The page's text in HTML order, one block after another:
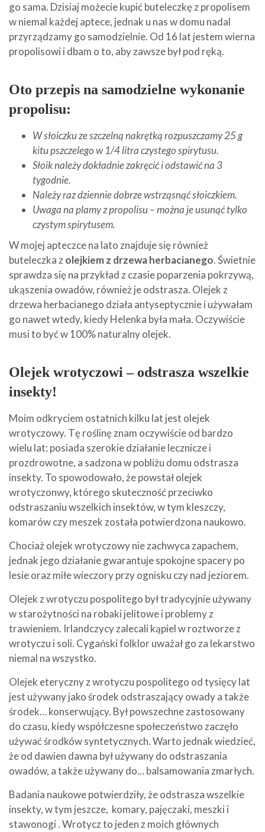
go sama. Dzisiaj możecie kupić buteleczkę z propolisem
w niemal każdej aptece, jednak u nas w domu nadal
przyrządzamy go samodzielnie. Od 16 lat jestem wierna
propolisowi i dbam o to, aby zawsze był pod ręką.
Oto przepis na samodzielne wykonanie
propolisu:
W słoiczku ze szczelną nakrętką rozpuszczamy 25 g
kitu pszczelego w 1/4 litra czystego spirytusu.
Słoik należy dokładnie zakręcić i odstawić na 3
tygodnie.
Należy raz dziennie dobrze wstrząsnąć słoiczkiem.
Uwaga na plamy z propolisu – można je usunąć tylko
czystym spirytusem.
W mojej apteczce na lato znajduje się również
buteleczka zolejkiem z drzewa herbacianego. Świetnie
sprawdza się na przykład z czasie poparzenia pokrzywą,
ukąszenia owadów, również je odstrasza. Olejek z
drzewa herbacianego działa antyseptycznie i używałam
go nawet wtedy, kiedy Helenka była mała. Oczywiście
musi to być w 100% naturalny olejek.
Olejek wrotyczowi – odstrasza wszelkie
insekty!
Moim odkryciem ostatnich kilku lat jest olejek
wrotyczowy. Tę roślinę znam oczywiście od bardzo
wielu lat: posiada szerokie działanie lecznicze i
prozdrowotne, a sadzona w pobliżu domu odstrasza
insekty. To spowodowało, że powstał olejek
wrotyczonwy, którego skuteczność przeciwko
odstraszaniu wszelkich insektów, w tym kleszczy,
komarów czy meszek została potwierdzona naukowo.
Chociaż olejek wrotyczowy nie zachwyca zapachem,
jednak jego działanie gwarantuje spokojne spacery po
lesie oraz miłe wieczory przy ognisku czy nad jeziorem.
Olejek z wrotyczu pospolitego był tradycyjnie używany
w starożytności na robaki jelitowe i problemy z
trawieniem. Irlandczycy zalecali kąpiel w roztworze z
wrotyczu i soli. Cygański folklor uważał go za lekarstwo
niemal na wszystko.
Olejek eteryczny z wrotyczu pospolitego od tysięcy lat
jest używany jako środek odstraszający owady a także
środek… konserwujący. Był powszechne zastosowany
do czasu, kiedy współczesne społeczeństwo zaczęło
używać środków syntetycznych. Warto jednak wiedzieć,
że od dawien dawna był używany do odstraszania
owadów, a także używany do… balsamowania zmarłych.
Badania naukowe potwierdziły, że odstrasza wszelkie
insekty, w tym jeszcze, komary, pajęczaki, meszki i
stawonogi . Wrotycz to jeden z moich głównych